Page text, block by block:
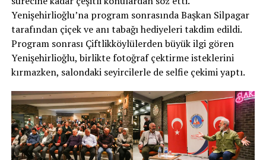
Yenişehirlioğlu’na program sonrasında Başkan Silpagar
tarafından çiçek ve anı tabağı hediyeleri takdim edildi.
Program sonrası Çiftlikköylülerden büyük ilgi gören
Yenişehirlioğlu, birlikte fotoğraf çektirme isteklerini
kırmazken, salondaki seyircilerle de selfie çekimi yaptı.